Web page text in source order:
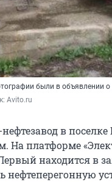
были в объявлении
Avito.ru
в
На платформе
находится в
нефтеперегонную